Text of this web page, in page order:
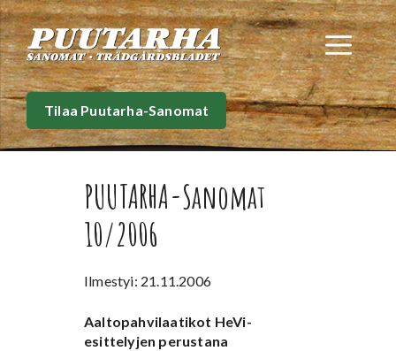
Siirry
sisältöön
Tilaa Puutarha-Sanomat
PUUTARHA-Sanomat
10/2006
Ilmestyi: 21.11.2006
Aaltopahvilaatikot HeVi-
esittelyjen perustana